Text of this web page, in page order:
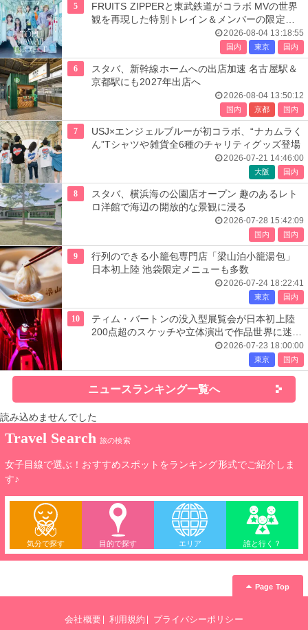
5
FRUITS ZIPPERと東武鉄道がコラボ MVの世界
観を再現した特別トレイン＆メンバーの限定ア
2026-08-04 13:18:55
国内 東京 国内
6
スタバ、新幹線ホームへの出店加速 名古屋駅＆
京都駅にも2027年出店へ
2026-08-04 13:50:12
国内 京都 国内
7
USJ×エンジェルブルーが初コラボ、“ナカムラく
ん”Tシャツや雑貨全6種のチャリティグッズ登場
2026-07-21 14:46:00
大阪 国内
8
スタバ、横浜海の公園店オープン 趣のあるレト
ロ洋館で海辺の開放的な景観に浸る
2026-07-28 15:42:09
国内 国内
9
行列のできる小籠包専門店「梁山泊小籠湯包」
日本初上陸 池袋限定メニューも多数
2026-07-24 18:22:41
東京 国内
10
ティム・バートンの没入型展覧会が日本初上陸
200点超のスケッチや立体演出で作品世界に迷い
2026-07-23 18:00:00
東京 国内
ニュースランキング一覧へ
読み込めませんでした
Travel Search 旅の検索
女子目線で選ぶ！おすすめスポットをランキング形式でご紹介しま
す♪
気分で探す 目的で探す エリア 誰と行く？
Page Top
会社概要 利用規約
プライバシーポリシー